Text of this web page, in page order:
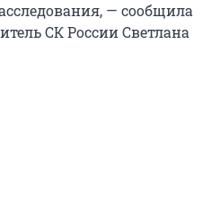
— сообщила
СК России Светлана